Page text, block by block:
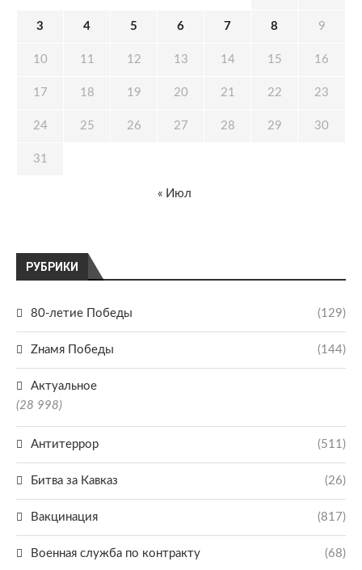
РУБРИКИ
80-летие Победы (129)
Zнамя Победы (144)
Актуальное
(28 998)
Антитеррор (511)
Битва за Кавказ (26)
Вакцинация (817)
Военная служба по контракту (68)
3 4 5 6 7 8 9
10 11 12 13 14 15 16
17 18 19 20 21 22 23
24 25 26 27 28 29 30
31
« Июл